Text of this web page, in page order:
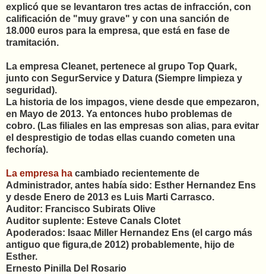
explicó que se levantaron tres actas de infracción, con
calificación de "muy grave" y con una sanción de
18.000 euros para la empresa, que está en fase de
tramitación.
La empresa Cleanet, pertenece al grupo Top Quark,
junto con SegurService y Datura (Siempre limpieza y
seguridad).
La historia de los impagos, viene desde que empezaron,
en Mayo de 2013. Ya entonces hubo problemas de
cobro. (Las filiales en las empresas son alias, para evitar
el desprestigio de todas ellas cuando cometen una
fechoría).
La empresa ha cambiado recientemente de
Administrador, antes había sido: Esther Hernandez Ens
y desde Enero de 2013 es Luis Marti Carrasco.
Auditor: Francisco Subirats Olive
Auditor suplente: Esteve Canals Clotet
Apoderados: Isaac Miller Hernandez Ens (el cargo más
antiguo que figura,de 2012) probablemente, hijo de
Esther.
Ernesto Pinilla Del Rosario